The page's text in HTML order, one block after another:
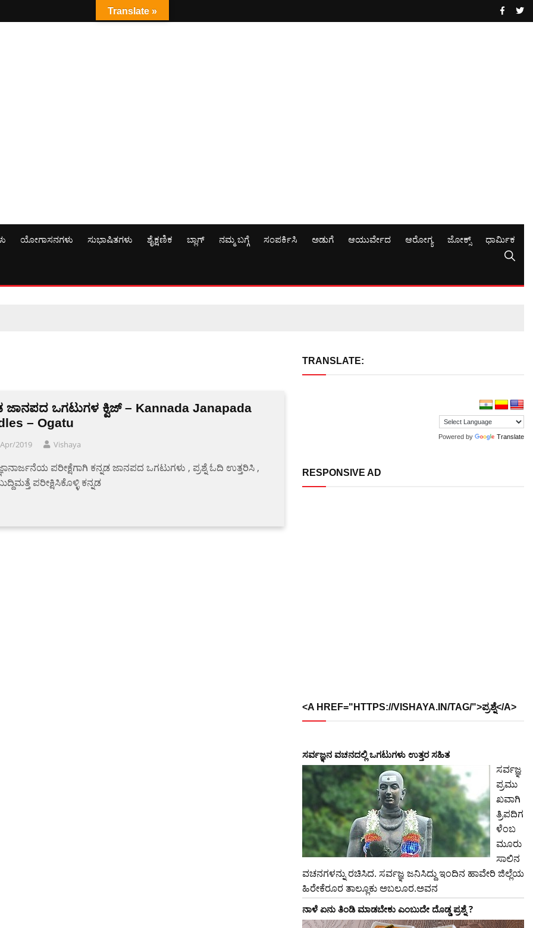
ಯೋಗಾಸನಗಳು ಸುಭಾಷಿತಗಳು ಶೈಕ್ಷಣಿಕ ಬ್ಲಾಗ್ ನಮ್ಮ ಬಗ್ಗೆ ಸಂಪರ್ಕಿಸಿ ಅಡುಗೆ ಆಯುರ್ವೇದ ಆರೋಗ್ಯ ಜೋಕ್ಸ್ ಧಾರ್ಮಿಕ
ಜಾನಪದ ಒಗಟುಗಳ ಕ್ವಿಜ್ – Kannada Janapada
– Ogatu
2019 Vishaya
ಪರೀಕ್ಷೆಗಾಗಿ ಕನ್ನಡ ಜಾನಪದ ಒಗಟುಗಳು , ಪ್ರಶ್ನೆ ಓದಿ ಉತ್ತರಿಸಿ ,
ಪರೀಕ್ಷಿಸಿಕೊಳ್ಳಿ ಕನ್ನಡ
TRANSLATE:
Powered by Translate
RESPONSIVE AD
<A HREF="HTTPS://VISHAYA.IN/TAG/">ಪ್ರಶ್ನೆ</A>
ಸರ್ವಜ್ಞನ ವಚನದಲ್ಲಿ ಒಗಟುಗಳು ಉತ್ತರ ಸಹಿತ
ಸರ್ವಜ್ಞ
ಪ್ರಮು
ಖವಾಗಿ
ತ್ರಿಪದಿಗ
ಳೆಂಬ
ಮೂರು
ಸಾಲಿನ
ವಚನಗಳನ್ನು ರಚಿಸಿದ. ಸರ್ವಜ್ಞ ಜನಿಸಿದ್ದು ಇಂದಿನ ಹಾವೇರಿ ಜಿಲ್ಲೆಯ
ಹಿರೇಕೆರೂರ ತಾಲ್ಲೂಕು ಅಬಲೂರ.ಅವನ
ನಾಳೆ ಏನು ತಿಂಡಿ ಮಾಡಬೇಕು ಎಂಬುದೇ ದೊಡ್ಡ ಪ್ರಶ್ನೆ ?
Translate »